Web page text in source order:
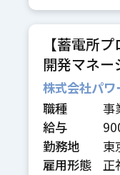
【蓄電所
開発マネー
株式会社パワ
職種
事
給与
勤務地
東
雇用形態
正